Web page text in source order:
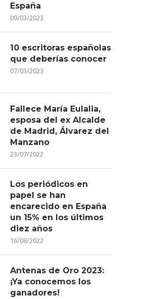
España
09/03/2023
10 escritoras españolas
que deberías conocer
07/03/2023
Fallece María Eulalia,
esposa del ex Alcalde
de Madrid, Álvarez del
Manzano
23/07/2022
Los periódicos en
papel se han
encarecido en España
un 15% en los últimos
diez años
16/08/2022
Antenas de Oro 2023:
¡Ya conocemos los
ganadores!